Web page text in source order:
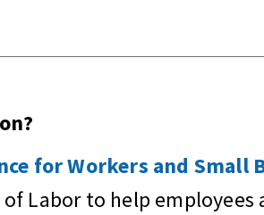
for Workers and Small
Labor to help